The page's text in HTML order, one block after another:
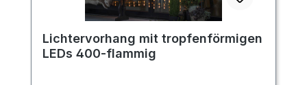
Lichtervorhang mit tropfenförmigen
LEDs 400-flammig